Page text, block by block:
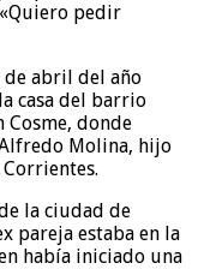
pedir
de abril del año
casa del barrio
Cosme, donde
Molina, hijo
la ciudad de
pareja estaba en la
había iniciado una